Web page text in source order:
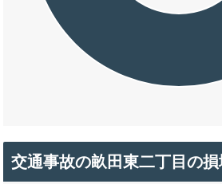
交通事故の畝田東二丁目の